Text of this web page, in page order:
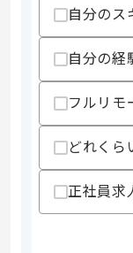
エージェントか
メント
自分のス
自分の経
フルリモ
どれくら
正社員求